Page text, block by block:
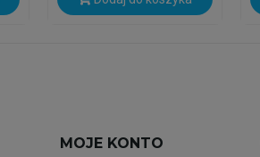
MOJE KONTO